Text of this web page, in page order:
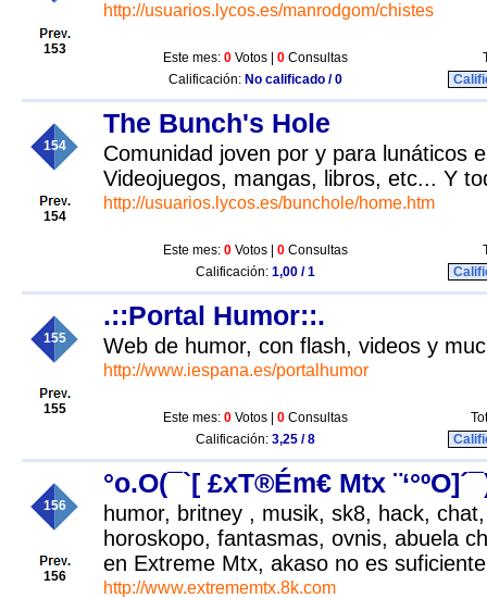
153
http://usuarios.lycos.es/manrodgom/chistes
Este mes: 0 Votos | 0 Consultas
Calificación: No calificado / 0
154
154
The Bunch's Hole
Comunidad joven por y para lunáticos
Videojuegos, mangas, libros, etc... Y
http://usuarios.lycos.es/bunchole/home.htm
Este mes: 0 Votos | 0 Consultas
Calificación: 1,00 / 1
155
155
.::Portal Humor::.
Web de humor, con flash, videos y
http://www.iespana.es/portalhumor
Este mes: 0 Votos | 0 Consultas
Calificación: 3,25 / 8
156
156
°o.O(¯`[ £xT®Ém€ Mtx
humor, britney , musik, sk8, hack,
horoskopo, fantasmas, ovnis, abuela
en Extreme Mtx, akaso no es
http://www.extrememtx.8k.com